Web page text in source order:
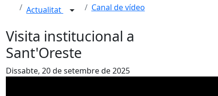
Actualitat Canal de vídeo
Visita institucional a
Sant'Oreste
Dissabte, 20 de setembre de 2025